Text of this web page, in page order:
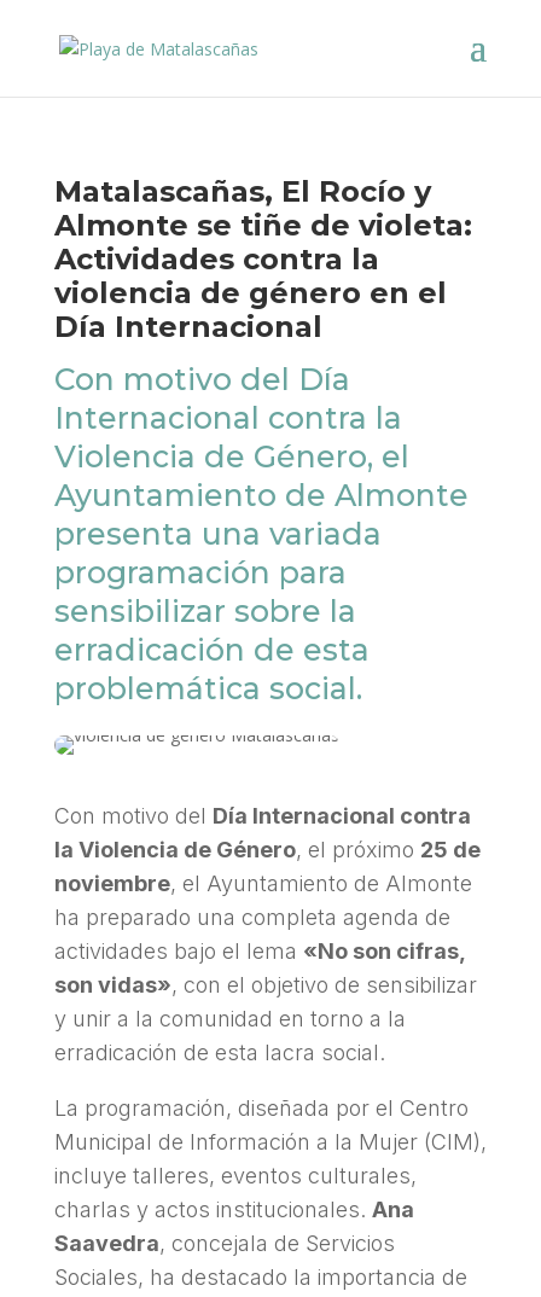
Matalascañas, El Rocío y
Almonte se tiñe de violeta:
Actividades contra la
violencia de género en el
Día Internacional
Con motivo del Día
Internacional contra la
Violencia de Género, el
Ayuntamiento de Almonte
presenta una variada
programación para
sensibilizar sobre la
erradicación de esta
problemática social.
Con motivo del Día Internacional contra
la Violencia de Género, el próximo 25 de
noviembre, el Ayuntamiento de Almonte
ha preparado una completa agenda de
actividades bajo el lema «No son cifras,
son vidas», con el objetivo de sensibilizar
y unir a la comunidad en torno a la
erradicación de esta lacra social.
La programación, diseñada por el Centro
Municipal de Información a la Mujer (CIM),
incluye talleres, eventos culturales,
charlas y actos institucionales. Ana
Saavedra, concejala de Servicios
Sociales, ha destacado la importancia de